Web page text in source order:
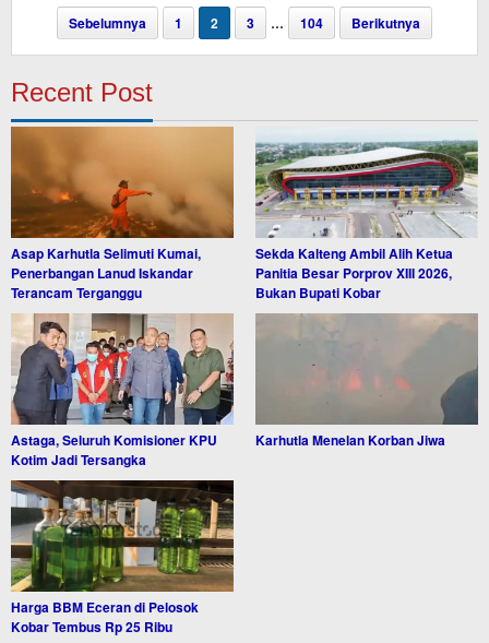
Sebelumnya 1 2 3 … 104 Berikutnya
Recent Post
Asap Karhutla Selimuti Kumai,
Penerbangan Lanud Iskandar
Terancam Terganggu
Sekda Kalteng Ambil Alih Ketua
Panitia Besar Porprov XIII 2026,
Bukan Bupati Kobar
Astaga, Seluruh Komisioner KPU
Kotim Jadi Tersangka
Karhutla Menelan Korban Jiwa
Harga BBM Eceran di Pelosok
Kobar Tembus Rp 25 Ribu